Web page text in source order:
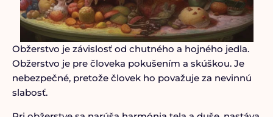
Obžerstvo je závislosť od chutného a hojného jedla.
Obžerstvo je pre človeka pokušením a skúškou. Je
nebezpečné, pretože človek ho považuje za nevinnú
slabosť.